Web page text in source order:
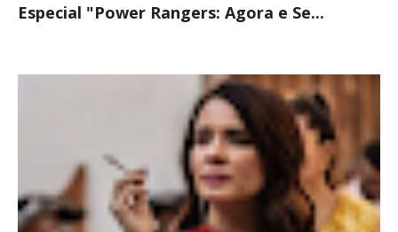
Especial "Power Rangers: Agora e Se...